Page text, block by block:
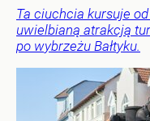
Ta ciuchcia kursuje
uwielbianą atrakcją
po wybrzeżu Bałtyku.